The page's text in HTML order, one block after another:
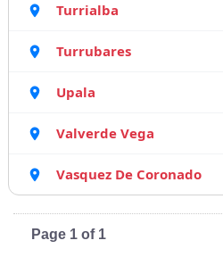
Turrialba
Turrubares
Upala
Valverde Vega
Vasquez De Coronado
Page 1 of 1